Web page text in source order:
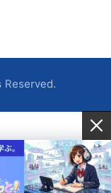
Reserved.